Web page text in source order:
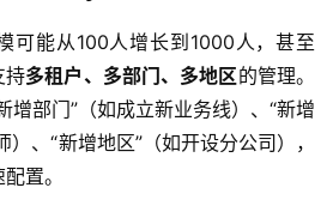
可能从100人增长到1000人，甚至
持多租户、多部门、多地区的管理。
增部门”（如成立新业务线）、“新增
、“新增地区”（如开设分公司），
配置。